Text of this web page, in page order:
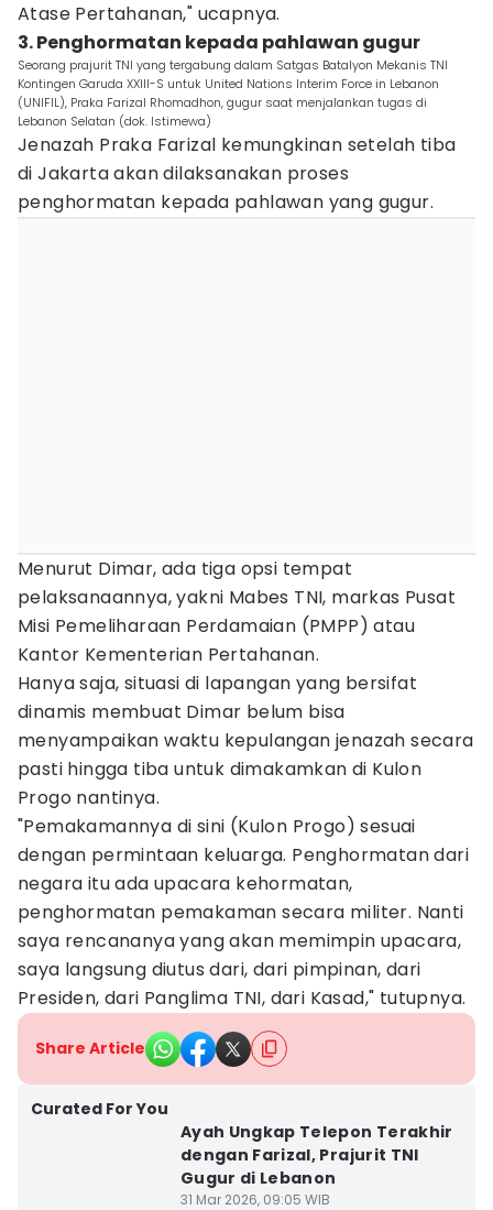
Atase Pertahanan," ucapnya.
3. Penghormatan kepada pahlawan gugur
Seorang prajurit TNI yang tergabung dalam Satgas Batalyon Mekanis TNI
Kontingen Garuda XXIII-S untuk United Nations Interim Force in Lebanon
(UNIFIL), Praka Farizal Rhomadhon, gugur saat menjalankan tugas di
Lebanon Selatan (dok. Istimewa)
Jenazah Praka Farizal kemungkinan setelah tiba
di Jakarta akan dilaksanakan proses
penghormatan kepada pahlawan yang gugur.
Menurut Dimar, ada tiga opsi tempat
pelaksanaannya, yakni Mabes TNI, markas Pusat
Misi Pemeliharaan Perdamaian (PMPP) atau
Kantor Kementerian Pertahanan.
Hanya saja, situasi di lapangan yang bersifat
dinamis membuat Dimar belum bisa
menyampaikan waktu kepulangan jenazah secara
pasti hingga tiba untuk dimakamkan di Kulon
Progo nantinya.
"Pemakamannya di sini (Kulon Progo) sesuai
dengan permintaan keluarga. Penghormatan dari
negara itu ada upacara kehormatan,
penghormatan pemakaman secara militer. Nanti
saya rencananya yang akan memimpin upacara,
saya langsung diutus dari, dari pimpinan, dari
Presiden, dari Panglima TNI, dari Kasad," tutupnya.
Share Article
Curated For You
Ayah Ungkap Telepon Terakhir
dengan Farizal, Prajurit TNI
Gugur di Lebanon
31 Mar 2026, 09:05 WIB